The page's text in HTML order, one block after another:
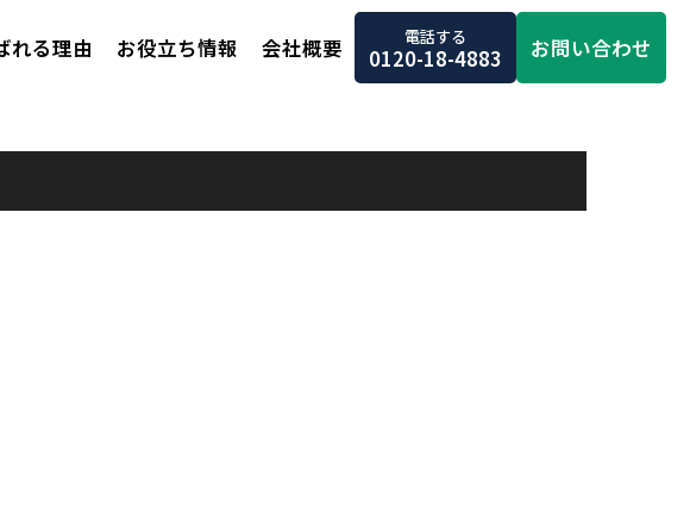
れる理由 お役立ち情報 会社概要 電話する
0120-18-4883 お問い合わせ